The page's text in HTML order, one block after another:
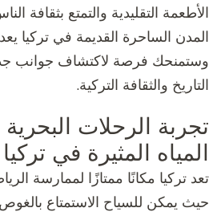
الأطعمة التقليدية والتمتع بثقافة
المدن الساحرة القديمة في تركيا
وستمنحك فرصة لاكتشاف جوانب
التاريخ والثقافة التركية.
تجربة الرحلات
المياه المثيرة في تركيا
تعد تركيا مكانًا ممتازًا لممارسة
حيث يمكن للسياح الاستمتاع